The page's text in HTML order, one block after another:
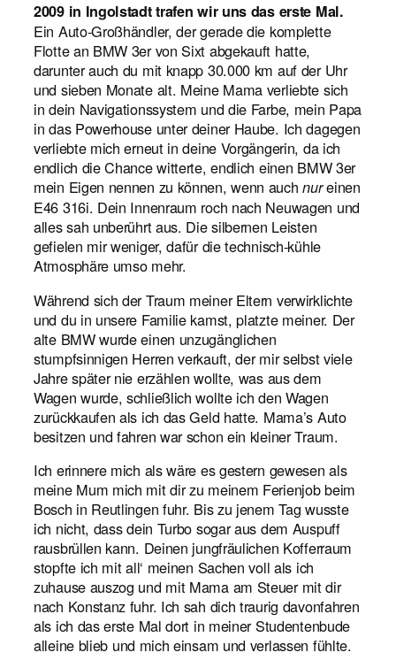
2009 in Ingolstadt trafen wir uns das erste Mal.
Ein Auto-Großhändler, der gerade die komplette
Flotte an BMW 3er von Sixt abgekauft hatte,
darunter auch du mit knapp 30.000 km auf der Uhr
und sieben Monate alt. Meine Mama verliebte sich
in dein Navigationssystem und die Farbe, mein Papa
in das Powerhouse unter deiner Haube. Ich dagegen
verliebte mich erneut in deine Vorgängerin, da ich
endlich die Chance witterte, endlich einen BMW 3er
mein Eigen nennen zu können, wenn auchnureinen
E46 316i. Dein Innenraum roch nach Neuwagen und
alles sah unberührt aus. Die silbernen Leisten
gefielen mir weniger, dafür die technisch-kühle
Atmosphäre umso mehr.
Während sich der Traum meiner Eltern verwirklichte
und du in unsere Familie kamst, platzte meiner. Der
alte BMW wurde einen unzugänglichen
stumpfsinnigen Herren verkauft, der mir selbst viele
Jahre später nie erzählen wollte, was aus dem
Wagen wurde, schließlich wollte ich den Wagen
zurückkaufen als ich das Geld hatte. Mama’s Auto
besitzen und fahren war schon ein kleiner Traum.
Ich erinnere mich als wäre es gestern gewesen als
meine Mum mich mit dir zu meinem Ferienjob beim
Bosch in Reutlingen fuhr. Bis zu jenem Tag wusste
ich nicht, dass dein Turbo sogar aus dem Auspuff
rausbrüllen kann. Deinen jungfräulichen Kofferraum
stopfte ich mit all‘ meinen Sachen voll als ich
zuhause auszog und mit Mama am Steuer mit dir
nach Konstanz fuhr. Ich sah dich traurig davonfahren
als ich das erste Mal dort in meiner Studentenbude
alleine blieb und mich einsam und verlassen fühlte.